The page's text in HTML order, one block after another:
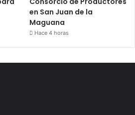
en San Juan de la
Maguana
Hace 4 horas